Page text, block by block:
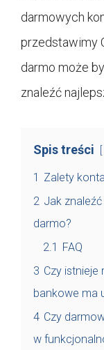
darmowych
przedstawimy
darmo może
znaleźć
Spis treści
1 Zalety
2 Jak
darmo?
2.1 FAQ
3 Czy istnieje
bankowe ma
4 Czy
w